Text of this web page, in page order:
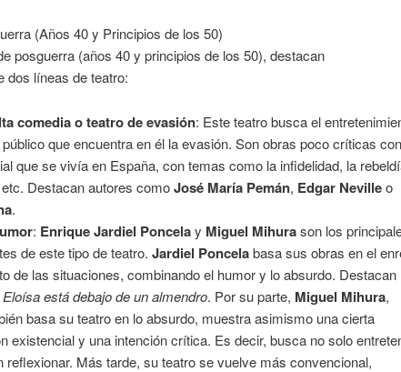
(Años 40 y Principios de los 50)
posguerra (años 40 y principios de los 50), destacan
dos líneas de teatro:
comedia o teatro de evasión: Este teatro busca el
que encuentra en él la evasión. Son obras poco críticas
que se vivía en España, con temas como la infidelidad, la
Destacan autores comoJosé María Pemán, Edgar Nevilleo
.
: Enrique Jardiel Poncelay Miguel Mihurason los
de este tipo de teatro.Jardiel Poncelabasa sus obras en el
de las situaciones, combinando el humor y lo absurdo. Destacan
Eloísa está debajo de un almendro. Por su parte, Miguel Mihura,
basa su teatro en lo absurdo, muestra asimismo una cierta
existencial y una intención crítica. Es decir, busca no solo
reflexionar. Más tarde, su teatro se vuelve más convencional,